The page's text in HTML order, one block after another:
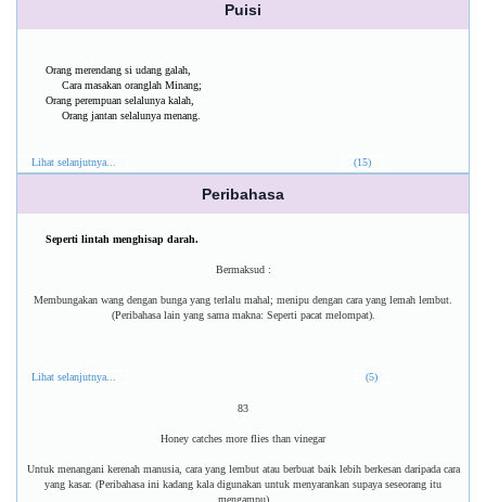
Puisi
Orang merendang si udang galah,
Cara masakan oranglah Minang;
Orang perempuan selalunya kalah,
Orang jantan selalunya menang.
Lihat selanjutnya... (15)
Peribahasa
Seperti lintah menghisap darah.
Bermaksud :
Membungakan wang dengan bunga yang terlalu mahal; menipu dengan cara yang lemah lembut.
(Peribahasa lain yang sama makna: Seperti pacat melompat).
Lihat selanjutnya... (5)
83
Honey catches more flies than vinegar
Untuk menangani kerenah manusia, cara yang lembut atau berbuat baik lebih berkesan daripada cara
yang kasar. (Peribahasa ini kadang kala digunakan untuk menyarankan supaya seseorang itu
mengampu)